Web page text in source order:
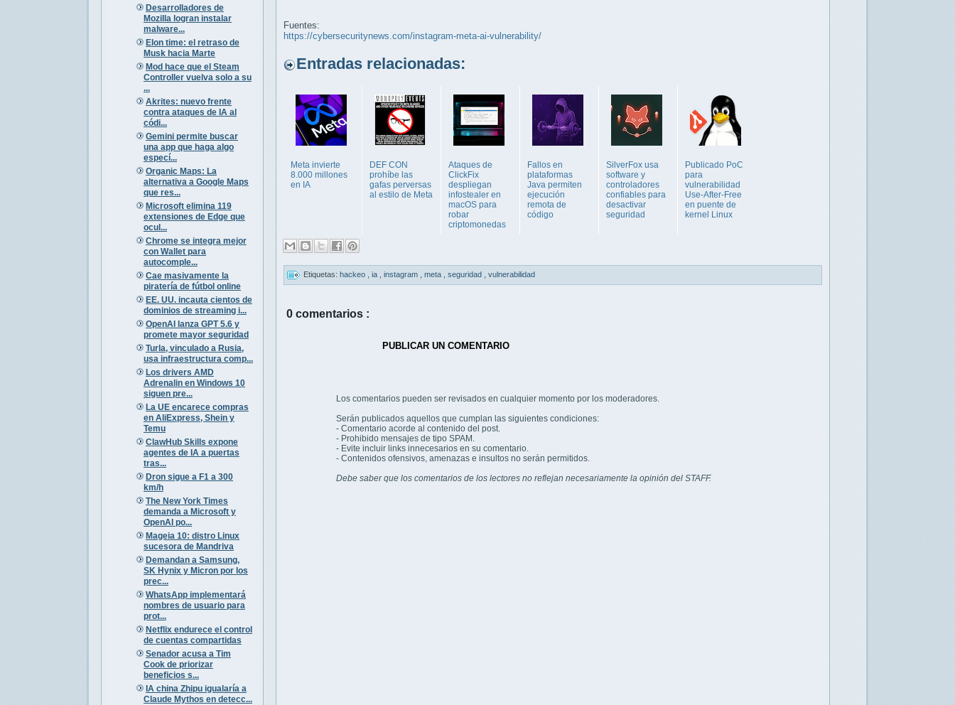
Desarrolladores de
Mozilla logran instalar
malware...
Elon time: el retraso de
Musk hacia Marte
Mod hace que el Steam
Controller vuelva solo a su
...
Akrites: nuevo frente
contra ataques de IA al
códi...
Gemini permite buscar
una app que haga algo
especí...
Organic Maps: La
alternativa a Google Maps
que res...
Microsoft elimina 119
extensiones de Edge que
ocul...
Chrome se integra mejor
con Wallet para
autocomple...
Cae masivamente la
piratería de fútbol online
EE. UU. incauta cientos de
dominios de streaming i...
OpenAI lanza GPT 5.6 y
promete mayor seguridad
Turla, vinculado a Rusia,
usa infraestructura comp...
Los drivers AMD
Adrenalin en Windows 10
siguen pre...
La UE encarece compras
en AliExpress, Shein y
Temu
ClawHub Skills expone
agentes de IA a puertas
tras...
Dron sigue a F1 a 300
km/h
The New York Times
demanda a Microsoft y
OpenAI po...
Mageia 10: distro Linux
sucesora de Mandriva
Demandan a Samsung,
SK Hynix y Micron por los
prec...
WhatsApp implementará
nombres de usuario para
prot...
Netflix endurece el control
de cuentas compartidas
Senador acusa a Tim
Cook de priorizar
beneficios s...
IA china Zhipu igualaría a
Claude Mythos en detecc...
Fuentes:
https://cybersecuritynews.com/instagram-meta-ai-vulnerability/
Entradas relacionadas:
Meta invierte
8.000 millones
en IA
DEF CON
prohíbe las
gafas perversas
al estilo de Meta
Ataques de
ClickFix
despliegan
infostealer en
macOS para
robar
criptomonedas
Fallos en
plataformas
Java permiten
ejecución
remota de
código
SilverFox usa
software y
controladores
confiables para
desactivar
seguridad
Publicado PoC
para
vulnerabilidad
Use-After-Free
en puente de
kernel Linux
Etiquetas: hackeo ia instagram meta seguridad vulnerabilidad
0 comentarios :
PUBLICAR UN COMENTARIO
Los comentarios pueden ser revisados en cualquier momento por los moderadores.
Serán publicados aquellos que cumplan las siguientes condiciones:
- Comentario acorde al contenido del post.
- Prohibido mensajes de tipo SPAM.
- Evite incluir links innecesarios en su comentario.
- Contenidos ofensivos, amenazas e insultos no serán permitidos.
Debe saber que los comentarios de los lectores no reflejan necesariamente la opinión del STAFF.